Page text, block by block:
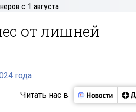
с 1 августа
от лишней
года
Читать нас в